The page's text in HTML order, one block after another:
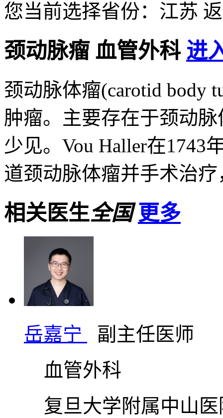
您当前选择省份： 江苏
颈动脉瘤 血管外科 进
颈动脉体瘤(carotid body
肿瘤。主要存在于颈动
少见。Vou Haller在1743
道颈动脉体瘤并手术治
相关医生全国 更多
岳嘉宁
副主任医师
血管外科
复旦大学附属中山医